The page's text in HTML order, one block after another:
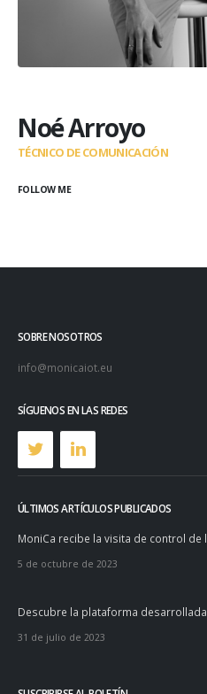
Noé Arroyo
TÉCNICO DE COMUNICACIÓN
FOLLOW ME
SOBRE NOSOTROS
info@monicaiot.eu
SÍGUENOS EN LAS REDES
ÚLTIMOS ARTÍCULOS PUBLICADOS
MoniCa recibe la visita de control de
5 de octubre de 2023
Descubre la plataforma
31 de julio de 2023